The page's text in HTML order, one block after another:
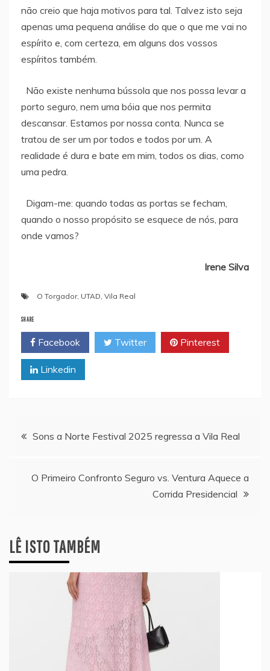
não creio que haja motivos para tal. Talvez isto seja
apenas uma pequena análise do que o que me vai no
espírito e, com certeza, em alguns dos vossos
espíritos também.
Não existe nenhuma bússola que nos possa levar a
porto seguro, nem uma bóia que nos permita
descansar. Estamos por nossa conta. Nunca se
tratou de ser um por todos e todos por um. A
realidade é dura e bate em mim, todos os dias, como
uma pedra.
Digam-me: quando todas as portas se fecham,
quando o nosso propósito se esquece de nós, para
onde vamos?
Irene Silva
O Torgador, UTAD Vila Real
SHARE
Facebook Twitter Pinterest
Linkedin
Navegação
Sons a Norte Festival 2025 regressa a Vila Real
O Primeiro Confronto Seguro vs. Ventura Aquece a
Corrida Presidencial
LÊ ISTO TAMBÉM